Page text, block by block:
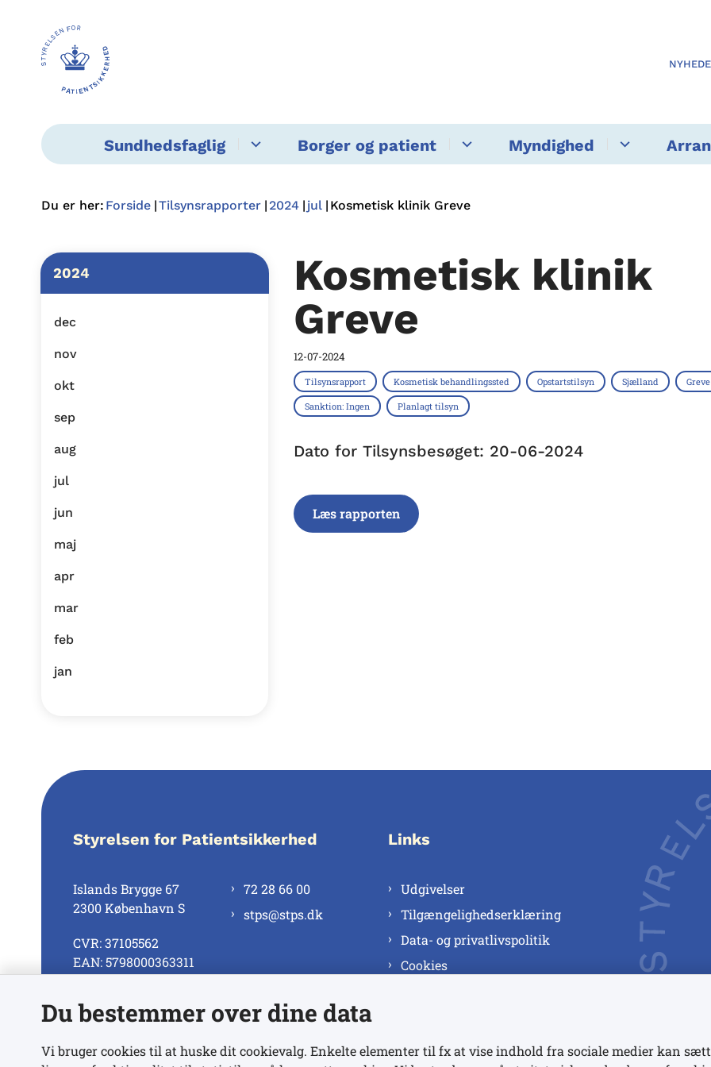
Sundhedsfaglig Borger og patient Myndighed
Du er her: Forside Tilsynsrapporter 2024 jul Kosmetisk klinik Greve
2024
dec
nov
okt
sep
aug
jul
jun
maj
apr
mar
feb
jan
Kosmetisk klinik
Greve
12-07-2024
Tilsynsrapport Kosmetisk behandlingssted Opstartstilsyn Sjælland
Sanktion: Ingen Planlagt tilsyn
Dato for Tilsynsbesøget: 20-06-2024
Læs rapporten
Styrelsen for Patientsikkerhed
Islands Brygge 67
2300 København S
CVR: 37105562
EAN: 5798000363311
72 28 66 00
stps@stps.dk
Se alle kontaktnumre
Links
Udgivelser
Tilgængelighedserklæring
Data- og privatlivspolitik
Cookies
Du bestemmer over dine data
Vi bruger cookies til at huske dit cookievalg. Enkelte elementer til fx at vise indhold fra sociale medier kan